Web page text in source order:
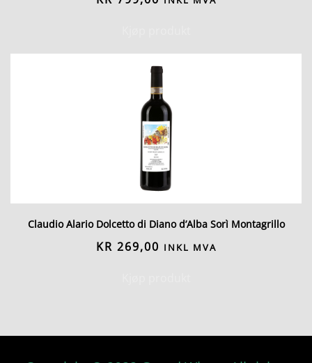
Claudio Alario Dolcetto di Diano d’Alba Sorì Montagrillo
KR 269,00 INKL MVA